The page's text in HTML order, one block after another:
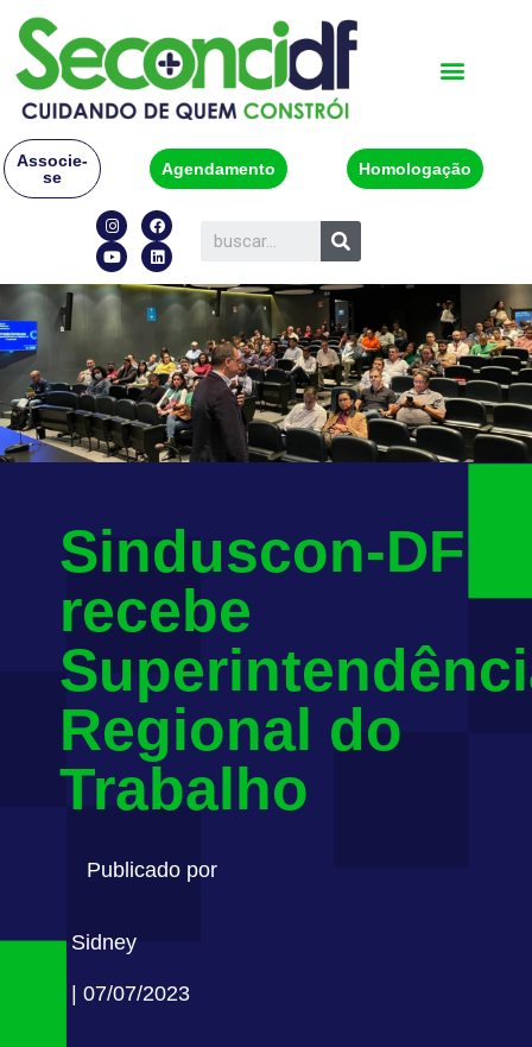
Associe-
se
Agendamento Homologação
Sinduscon-DF
recebe
Regional do
Trabalho
Publicado por
Sidney
| 07/07/2023